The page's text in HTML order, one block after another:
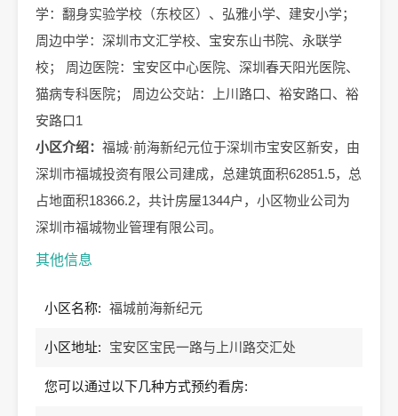
学：翻身实验学校（东校区）、弘雅小学、建安小学；
周边中学：深圳市文汇学校、宝安东山书院、永联学
校； 周边医院：宝安区中心医院、深圳春天阳光医院、
猫病专科医院； 周边公交站：上川路口、裕安路口、裕
安路口1
小区介绍： 福城·前海新纪元位于深圳市宝安区新安，由
深圳市福城投资有限公司建成，总建筑面积62851.5，总
占地面积18366.2，共计房屋1344户，小区物业公司为
深圳市福城物业管理有限公司。
其他信息
小区名称: 福城前海新纪元
小区地址: 宝安区宝民一路与上川路交汇处
您可以通过以下几种方式预约看房: